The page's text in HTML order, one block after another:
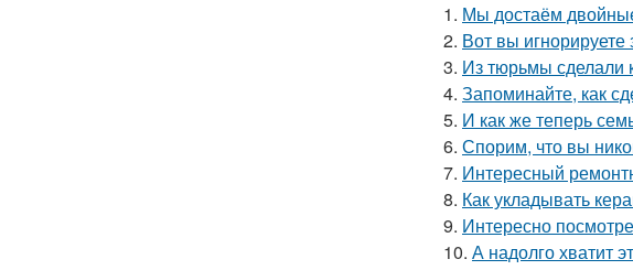
1. Мы достаём
2. Вот вы игнорируете
3. Из тюрьмы сделали
4. Запоминайте, как
5. И как же теперь
6. Спорим, что вы
7. Интересный
8. Как укладывать
9. Интересно
10. А надолго хватит